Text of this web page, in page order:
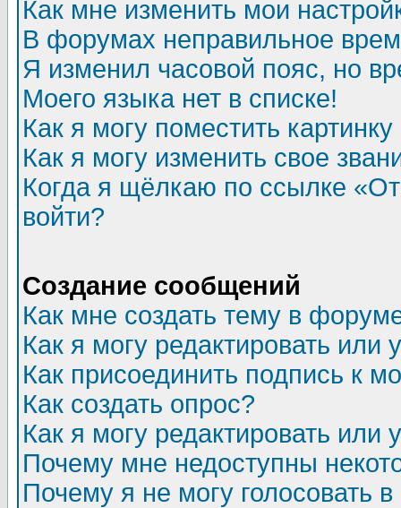
Как мне изменить мои
В форумах неправильное
Я изменил часовой пояс, но
Моего языка нет в списке!
Как я могу поместить
Как я могу изменить свое
Когда я щёлкаю по ссылке
войти?
Создание сообщений
Как мне создать тему в
Как я могу редактировать или
Как присоединить подпись к
Как создать опрос?
Как я могу редактировать или
Почему мне недоступны
Почему я не могу голосовать